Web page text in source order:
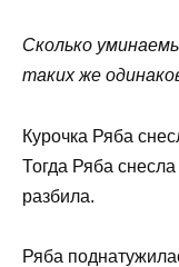
Сколько
таких же
Курочка Ряба
Тогда Ряба
разбила.
Ряба